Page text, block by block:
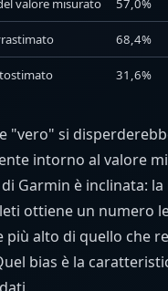
valore misurato 57,0%
68,4%
31,6%
"vero" si
intorno al valore
Garmin è inclinata:
ottiene un numero
più alto di quello che
bias è la